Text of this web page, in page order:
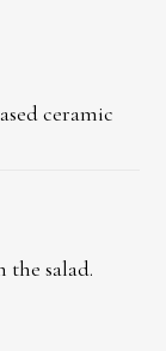
ceramic
the salad.